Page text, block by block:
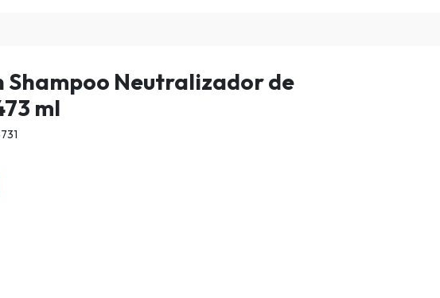
Shampoo Neutralizador de
ml